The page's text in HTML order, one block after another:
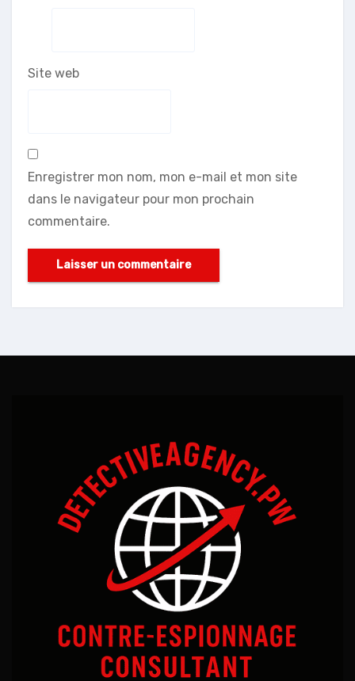
Site web
Enregistrer mon nom, mon e-mail et mon site
dans le navigateur pour mon prochain
commentaire.